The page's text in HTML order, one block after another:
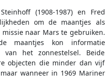
(1908-1987) en Fred
om de maantjes als
naar Mars te gebruiken.
maantjes kon informatie
het zonnestelsel. Beide
objecten die minder dan vijf
wanneer in 1969 Mariner